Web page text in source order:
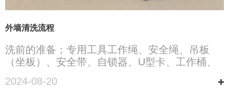
外墙清洗流程
洗前的准备；专用工具工作绳、安全绳、吊板
（坐板）、安全带、自锁器、U型卡、工作桶、
药剂喷壶等。玻璃套装工具：包括涂水器、玻璃
2024-08-20